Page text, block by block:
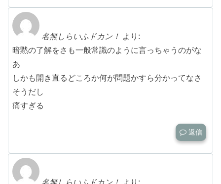
名無しらいふドカン！ より:
暗黙の了解をさも一般常識のように言っちゃうのがな
あ
しかも開き直るどころか何が問題かすら分かってなさ
そうだし
痛すぎる
返信
名無しらいふドカン！ より: